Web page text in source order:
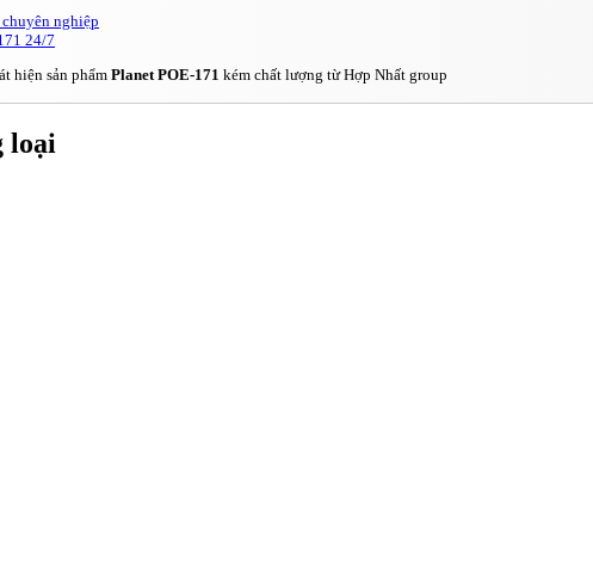
chuyên nghiệp
24/7
hiện sản phẩm Planet POE-171 kém chất lượng từ Hợp Nhất group
loại